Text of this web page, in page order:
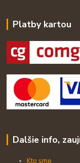
Platby kartou
Dalšie info,